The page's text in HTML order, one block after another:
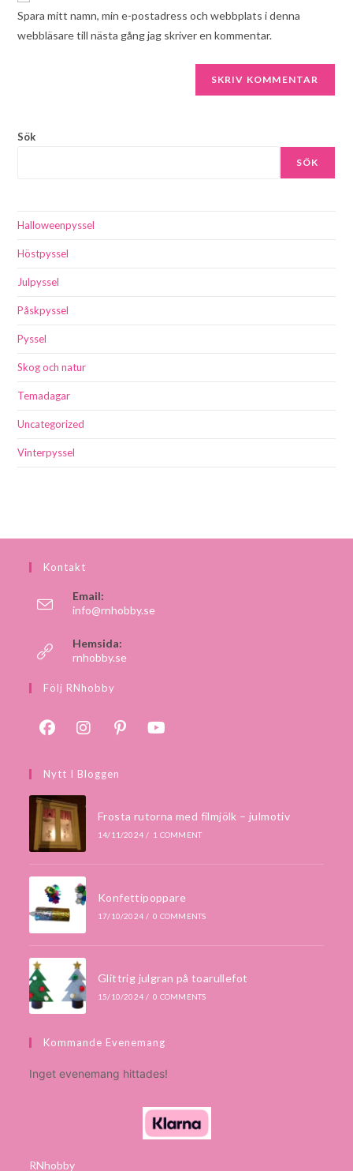
Spara mitt namn, min e-postadress och webbplats i denna
webbläsare till nästa gång jag skriver en kommentar.
Sök
SÖK
Halloweenpyssel
Höstpyssel
Julpyssel
Påskpyssel
Pyssel
Skog och natur
Temadagar
Uncategorized
Vinterpyssel
Kontakt
Email:
info@rnhobby.se
Hemsida:
rnhobby.se
Följ RNhobby
Nytt I Bloggen
Frosta rutorna med filmjölk – julmotiv
14/11/2024 / 1 COMMENT
Konfettipoppare
17/10/2024 / 0 COMMENTS
Glittrig julgran på toarullefot
15/10/2024 / 0 COMMENTS
Kommande Evenemang
Inget evenemang hittades!
RNhobby